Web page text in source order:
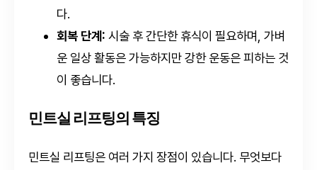
다.
회복 단계: 시술 후 간단한 휴식이 필요하며, 가벼
운 일상 활동은 가능하지만 강한 운동은 피하는 것
이 좋습니다.
민트실 리프팅의 특징
민트실 리프팅은 여러 가지 장점이 있습니다. 무엇보다